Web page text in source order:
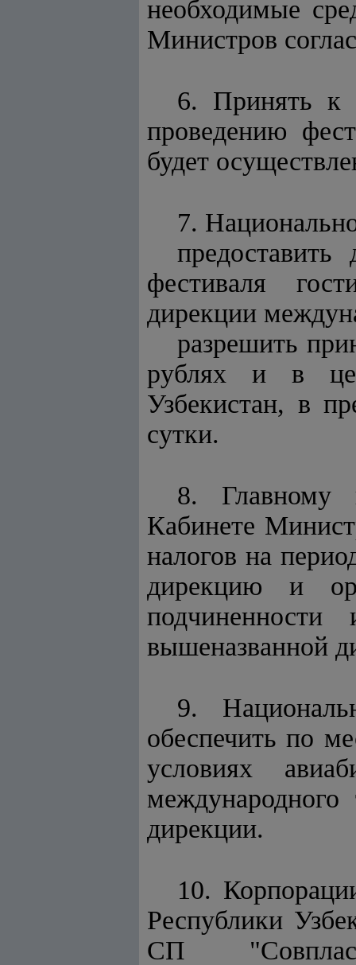
необходимые
Министров
6. Принять к
проведению
будет
7.
фестиваля
дирекции
разрешить
рублях и в
Узбекистан, в
сутки.
8. Главному
Кабинете
налогов на
дирекцию и
вышеназванной
9.
обеспечить по
условиях
международного
дирекции.
10.
Республики
СП